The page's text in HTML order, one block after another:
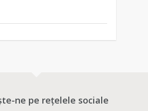
ne pe rețelele sociale